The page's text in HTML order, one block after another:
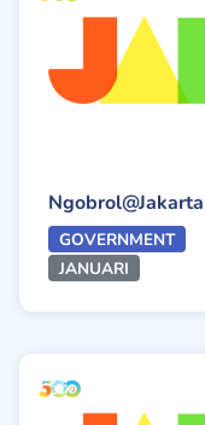
GOVERNMENT
JANUARI